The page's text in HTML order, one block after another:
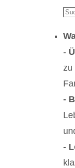
-
zu
-
-